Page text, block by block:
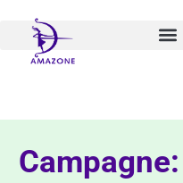
inhoud